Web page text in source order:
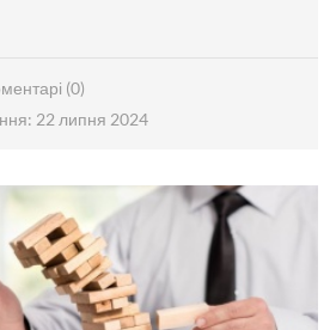
(0)
22 липня 2024